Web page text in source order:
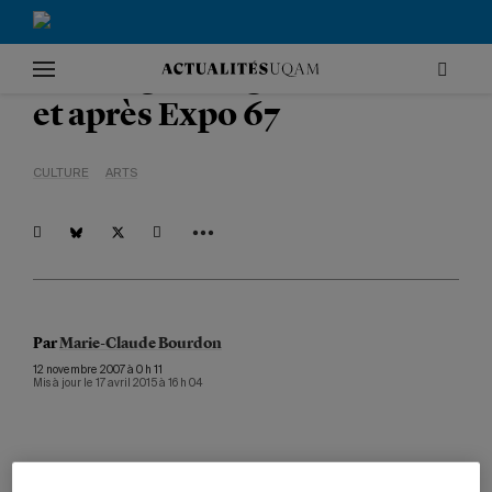
Accueil
Le design au Québec : avant
et après Expo 67
CULTURE ARTS
ParMarie-Claude Bourdon
12 novembre 2007 à 0 h 11
Mis à jour le 17 avril 2015 à 16 h 04